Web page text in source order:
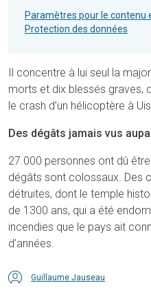
Paramètres pour le contenu
Protection des données
Il concentre à lui seul la
morts et dix blessés graves,
le crash d’un hélicoptère à
Des dégâts jamais vus
27.000 personnes ont dû
dégâts sont colossaux. Des
détruites, dont le temple
de 1300 ans, qui a été
incendies que le pays ait
d’années.
Guillaume Jauseau